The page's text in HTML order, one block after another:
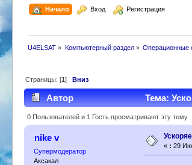
Начало Вход Регистрация
U4ELSAT » Компьютерный раздел» Операционные
Страницы: [1]Вниз
Автор Тема:
0 Пользователей и 1 Гость просматривают эту тему.
nike v
Супермодератор
Аксакал
« : 29